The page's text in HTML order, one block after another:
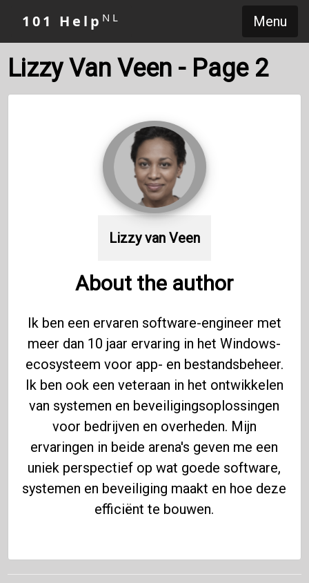
Menu
101 Help NL
Lizzy Van Veen - Page 2
Lizzy van Veen
About the author
Ik ben een ervaren software-engineer met
meer dan 10 jaar ervaring in het Windows-
ecosysteem voor app- en bestandsbeheer.
Ik ben ook een veteraan in het ontwikkelen
van systemen en beveiligingsoplossingen
voor bedrijven en overheden. Mijn
ervaringen in beide arena's geven me een
uniek perspectief op wat goede software,
systemen en beveiliging maakt en hoe deze
efficiënt te bouwen.